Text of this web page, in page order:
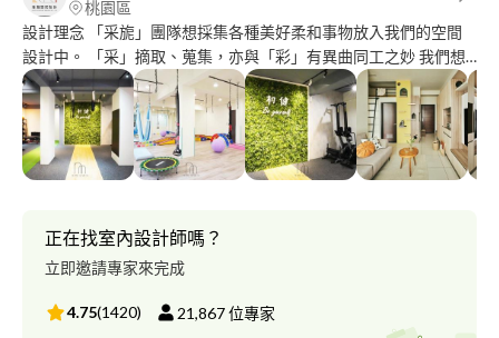
桃園區
設計理念 「采旎」團隊想採集各種美好柔和事物放入我們的空間
設計中。 「采」摘取、蒐集，亦與「彩」有異曲同工之妙 我們想
採集美好的素材與色彩，並找到優良的工班與廠商，帶給消費者美
好的裝修體驗。 「旎」柔和美好的象徵 我們想打造能帶給使用者
舒適自在的空間，並能從中感受美好。「旎」這個字，取自創辦人
的名字之一， 「旖旎」（一ˇㄋ一ˇ；yǐ nǐ），代表柔和美好的樣
子，也是我們想帶給大家的感受。 「采旎」一個清新且敢於創新
計，堅持至上的品質。 團隊注重空間與人之間的流動，透過設計
達到平衡，讓使用者從中感受身心靈的放鬆，由心出發的設計，讓
溫度融入於空間中，打造充滿生命力的空間。 在充斥裝修蟑螂的
裝修界，我們堅持品牌精神，出淤泥而不染，落實設計的合法性、
嚴選工班與建材，帶給您安心、放心的裝修體驗。 團隊亦不忘初
正在找室內設計師嗎？
立即邀請專家來完成
4.75(1420) 21,867位專家